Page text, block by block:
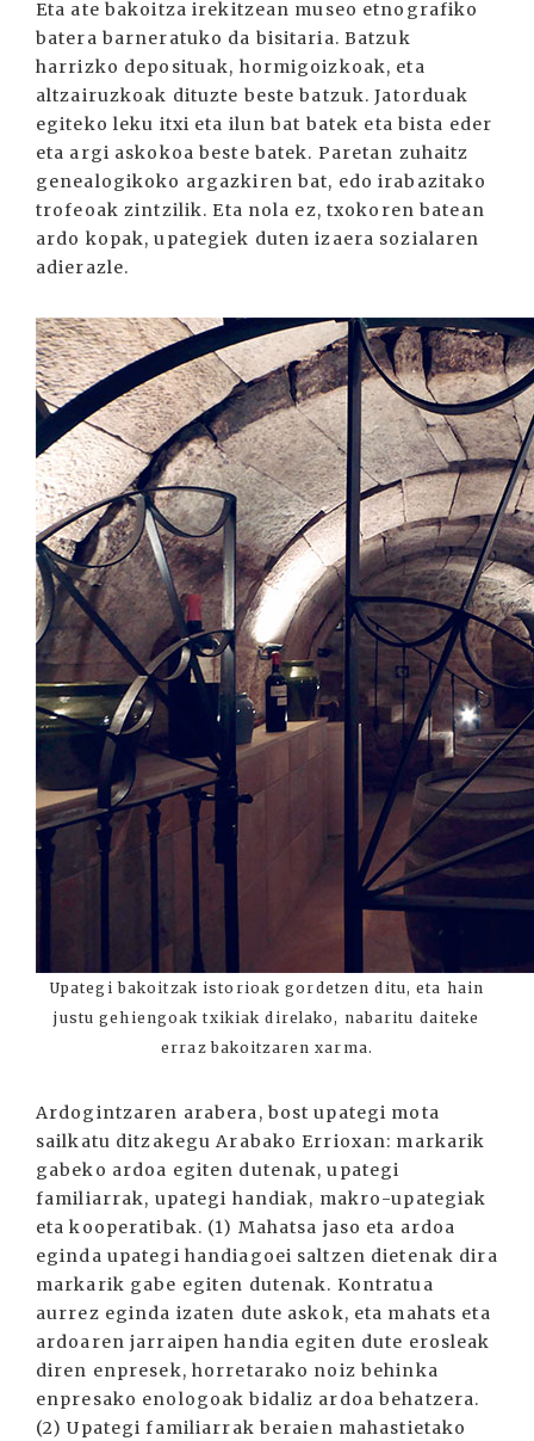
Eta ate bakoitza irekitzean museo etnografiko
batera barneratuko da bisitaria. Batzuk
harrizko deposituak, hormigoizkoak, eta
altzairuzkoak dituzte beste batzuk. Jatorduak
egiteko leku itxi eta ilun bat batek eta bista eder
eta argi askokoa beste batek. Paretan zuhaitz
genealogikoko argazkiren bat, edo irabazitako
trofeoak zintzilik. Eta nola ez, txokoren batean
ardo kopak, upategiek duten izaera sozialaren
adierazle.
Upategi bakoitzak istorioak gordetzen ditu, eta hain
justu gehiengoak txikiak direlako, nabaritu daiteke
erraz bakoitzaren xarma.
Ardogintzaren arabera, bost upategi mota
sailkatu ditzakegu Arabako Errioxan: markarik
gabeko ardoa egiten dutenak, upategi
familiarrak, upategi handiak, makro-upategiak
eta kooperatibak. (1) Mahatsa jaso eta ardoa
eginda upategi handiagoei saltzen dietenak dira
markarik gabe egiten dutenak. Kontratua
aurrez eginda izaten dute askok, eta mahats eta
ardoaren jarraipen handia egiten dute erosleak
diren enpresek, horretarako noiz behinka
enpresako enologoak bidaliz ardoa behatzera.
(2) Upategi familiarrak beraien mahastietako